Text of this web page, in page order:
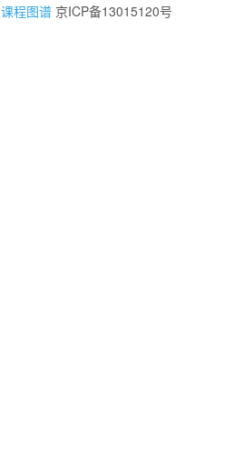
课程图谱京ICP备13015120号